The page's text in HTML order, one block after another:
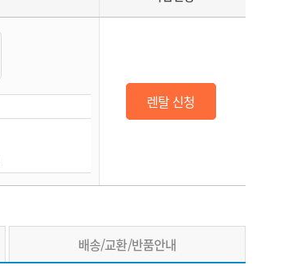
렌탈 신청
배송/교환/반품안내